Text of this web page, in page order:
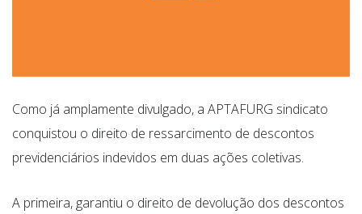
Como já amplamente divulgado, a APTAFURG sindicato
conquistou o direito de ressarcimento de descontos
previdenciários indevidos em duas ações coletivas.
A primeira, garantiu o direito de devolução dos descontos